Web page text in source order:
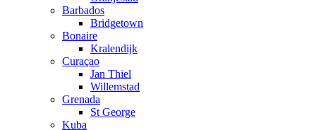
Barbados
Bridgetown
Bonaire
Kralendijk
Curaçao
Jan Thiel
Willemstad
Grenada
St George
Kuba